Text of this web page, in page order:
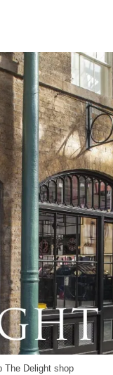
The Delight shop